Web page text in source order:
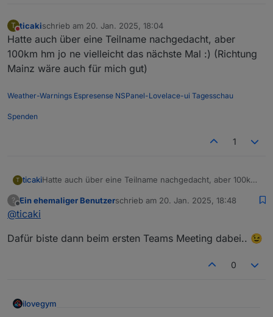
T
Nicht stören
ticakischrieb am 20. Jan. 2025, 18:04
zuletzt editiert von
Hatte auch über eine Teilname nachgedacht, aber
100km hm jo ne vielleicht das nächste Mal :) (Richtung
Mainz wäre auch für mich gut)
Weather-Warnings Espresense NSPanel-Lovelace-ui Tagesschau
Spenden
1
T ticakiHatte auch über eine Teilname nachgedacht, aber 100km
wäre auch für mich gut)
?
Offline
Ein ehemaliger Benutzerschrieb am 20. Jan. 2025, 18:48
zuletzt editiert von
@ticaki
Dafür biste dann beim ersten Teams Meeting dabei.. 😉
0
ilovegym